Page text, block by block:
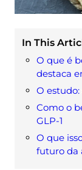
In This
O que é
destaca
O
Como o
GLP-1
O que
futuro da